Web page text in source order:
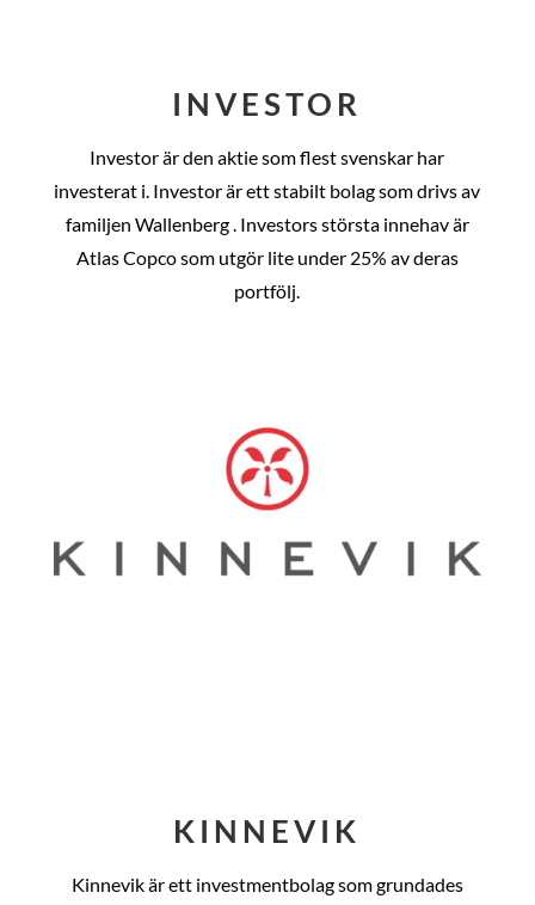
INVESTOR
Investor är den aktie som flest svenskar har
investerat i. Investor är ett stabilt bolag som drivs av
familjen Wallenberg . Investors största innehav är
Atlas Copco som utgör lite under 25% av deras
portfölj.
KINNEVIK
Kinnevik är ett investmentbolag som grundades